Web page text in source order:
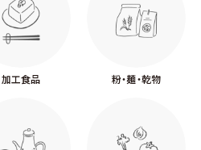
加工食品 粉・麺・乾物